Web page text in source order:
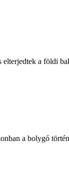
elterjedtek a földi
a bolygó